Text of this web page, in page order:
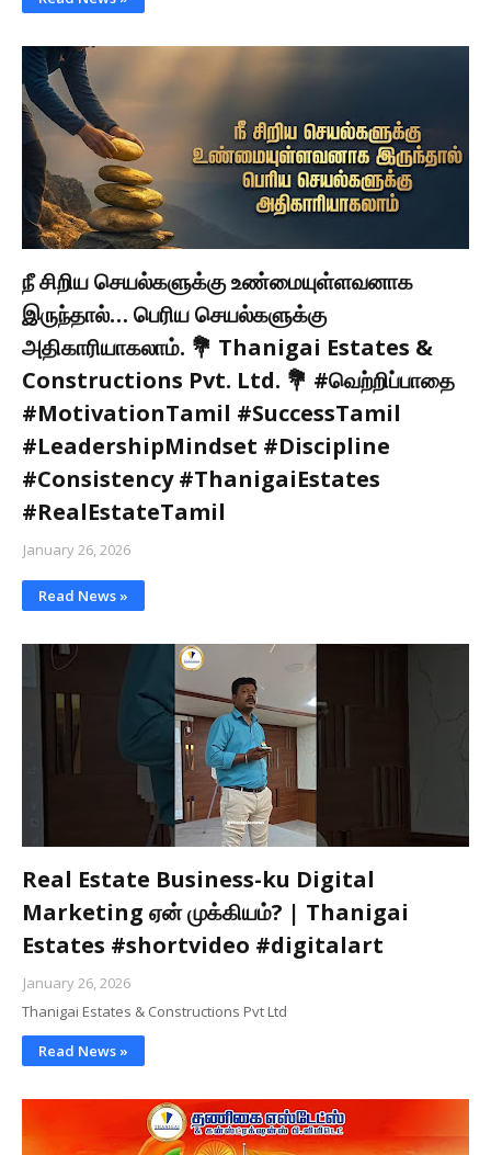
நீ சிறிய செயல்களுக்கு உண்மையுள்ளவனாக
இருந்தால்… பெரிய செயல்களுக்கு
அதிகாரியாகலாம். 💐 Thanigai Estates &
Constructions Pvt. Ltd. 💐 #வெற்றிப்பாதை
#MotivationTamil #SuccessTamil
#LeadershipMindset #Discipline
#Consistency #ThanigaiEstates
#RealEstateTamil
January 26, 2026
Read News »
Real Estate Business-ku Digital
Marketing ஏன் முக்கியம்? | Thanigai
Estates #shortvideo #digitalart
January 26, 2026
Thanigai Estates & Constructions Pvt Ltd
Read News »